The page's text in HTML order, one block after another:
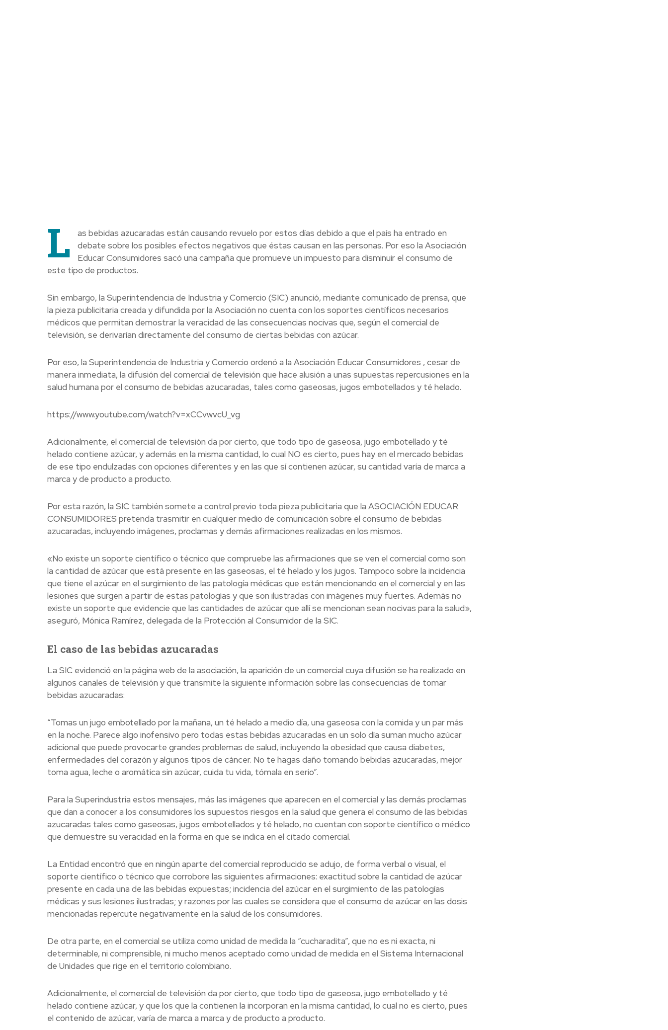
L
as bebidas azucaradas están causando revuelo por estos días debido a que el país ha entrado en
debate sobre los posibles efectos negativos que éstas causan en las personas. Por eso la Asociación
Educar Consumidores sacó una campaña que promueve un impuesto para disminuir el consumo de
este tipo de productos.
Sin embargo, la Superintendencia de Industria y Comercio (SIC) anunció, mediante comunicado de prensa, que
la pieza publicitaria creada y difundida por la Asociación no cuenta con los soportes científicos necesarios
médicos que permitan demostrar la veracidad de las consecuencias nocivas que, según el comercial de
televisión, se derivarían directamente del consumo de ciertas bebidas con azúcar.
Por eso, la Superintendencia de Industria y Comercio ordenó a la Asociación Educar Consumidores , cesar de
manera inmediata, la difusión del comercial de televisión que hace alusión a unas supuestas repercusiones en la
salud humana por el consumo de bebidas azucaradas, tales como gaseosas, jugos embotellados y té helado.
https://www.youtube.com/watch?v=xCCvwvcU_vg
Adicionalmente, el comercial de televisión da por cierto, que todo tipo de gaseosa, jugo embotellado y té
helado contiene azúcar, y además en la misma cantidad, lo cual NO es cierto, pues hay en el mercado bebidas
de ese tipo endulzadas con opciones diferentes y en las que sí contienen azúcar, su cantidad varía de marca a
marca y de producto a producto.
Por esta razón, la SIC también somete a control previo toda pieza publicitaria que la ASOCIACIÓN EDUCAR
CONSUMIDORES pretenda trasmitir en cualquier medio de comunicación sobre el consumo de bebidas
azucaradas, incluyendo imágenes, proclamas y demás afirmaciones realizadas en los mismos.
«No existe un soporte científico o técnico que compruebe las afirmaciones que se ven el comercial como son
la cantidad de azúcar que está presente en las gaseosas, el té helado y los jugos. Tampoco sobre la incidencia
que tiene el azúcar en el surgimiento de las patología médicas que están mencionando en el comercial y en las
lesiones que surgen a partir de estas patologías y que son ilustradas con imágenes muy fuertes. Además no
existe un soporte que evidencie que las cantidades de azúcar que allí se mencionan sean nocivas para la salud»,
aseguró, Mónica Ramírez, delegada de la Protección al Consumidor de la SIC.
El caso de las bebidas azucaradas
La SIC evidenció en la página web de la asociación, la aparición de un comercial cuya difusión se ha realizado en
algunos canales de televisión y que transmite la siguiente información sobre las consecuencias de tomar
bebidas azucaradas:
“Tomas un jugo embotellado por la mañana, un té helado a medio día, una gaseosa con la comida y un par más
en la noche. Parece algo inofensivo pero todas estas bebidas azucaradas en un solo día suman mucho azúcar
adicional que puede provocarte grandes problemas de salud, incluyendo la obesidad que causa diabetes,
enfermedades del corazón y algunos tipos de cáncer. No te hagas daño tomando bebidas azucaradas, mejor
toma agua, leche o aromática sin azúcar, cuida tu vida, tómala en serio”.
Para la Superindustria estos mensajes, más las imágenes que aparecen en el comercial y las demás proclamas
que dan a conocer a los consumidores los supuestos riesgos en la salud que genera el consumo de las bebidas
azucaradas tales como gaseosas, jugos embotellados y té helado, no cuentan con soporte científico o médico
que demuestre su veracidad en la forma en que se indica en el citado comercial.
La Entidad encontró que en ningún aparte del comercial reproducido se adujo, de forma verbal o visual, el
soporte científico o técnico que corrobore las siguientes afirmaciones: exactitud sobre la cantidad de azúcar
presente en cada una de las bebidas expuestas; incidencia del azúcar en el surgimiento de las patologías
médicas y sus lesiones ilustradas; y razones por las cuales se considera que el consumo de azúcar en las dosis
mencionadas repercute negativamente en la salud de los consumidores.
De otra parte, en el comercial se utiliza como unidad de medida la “cucharadita”, que no es ni exacta, ni
determinable, ni comprensible, ni mucho menos aceptado como unidad de medida en el Sistema Internacional
de Unidades que rige en el territorio colombiano.
Adicionalmente, el comercial de televisión da por cierto, que todo tipo de gaseosa, jugo embotellado y té
helado contiene azúcar, y que los que la contienen la incorporan en la misma cantidad, lo cual no es cierto, pues
el contenido de azúcar, varía de marca a marca y de producto a producto.